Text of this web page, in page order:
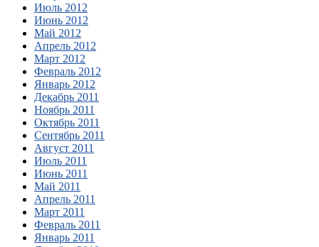
Июль 2012
Июнь 2012
Май 2012
Апрель 2012
Март 2012
Февраль 2012
Январь 2012
Декабрь 2011
Ноябрь 2011
Октябрь 2011
Сентябрь 2011
Август 2011
Июль 2011
Июнь 2011
Май 2011
Апрель 2011
Март 2011
Февраль 2011
Январь 2011